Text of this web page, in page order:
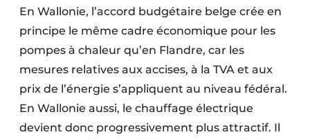
En Wallonie, l’accord budgétaire belge crée en
principe le même cadre économique pour les
pompes à chaleur qu’en Flandre, car les
mesures relatives aux accises, à la TVA et aux
prix de l’énergie s’appliquent au niveau fédéral.
En Wallonie aussi, le chauffage électrique
devient donc progressivement plus attractif. Il